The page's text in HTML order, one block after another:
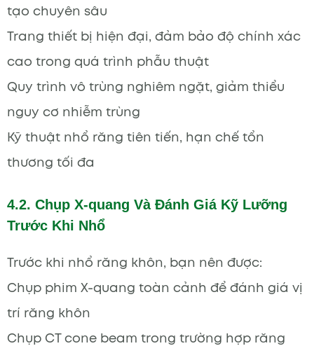
tạo chuyên sâu
Trang thiết bị hiện đại, đảm bảo độ chính xác
cao trong quá trình phẫu thuật
Quy trình vô trùng nghiêm ngặt, giảm thiểu
nguy cơ nhiễm trùng
Kỹ thuật nhổ răng tiên tiến, hạn chế tổn
thương tối đa
4.2. Chụp X-quang Và Đánh Giá Kỹ Lưỡng
Trước Khi Nhổ
Trước khi nhổ răng khôn, bạn nên được:
Chụp phim X-quang toàn cảnh để đánh giá vị
trí răng khôn
Chụp CT cone beam trong trường hợp răng